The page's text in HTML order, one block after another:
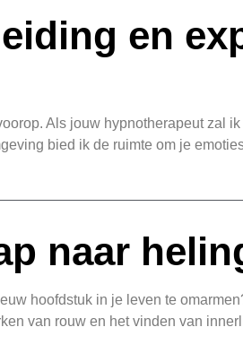
en
Als jouw hypnotherapeut zal
bied ik de ruimte om je
naar
hoofdstuk in je leven te
van rouw en het vinden van